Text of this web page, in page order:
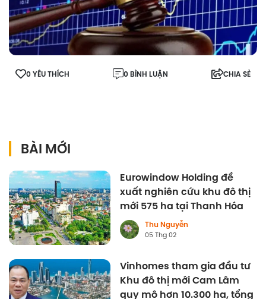
0 YÊU THÍCH 0 BÌNH LUẬN CHIA SẺ
BÀI MỚI
Eurowindow Holding đề
xuất nghiên cứu khu đô thị
mới 575 ha tại Thanh Hóa
Thu Nguyễn
05 Thg 02
Vinhomes tham gia đầu tư
Khu đô thị mới Cam Lâm
quy mô hơn 10.300 ha, tổng